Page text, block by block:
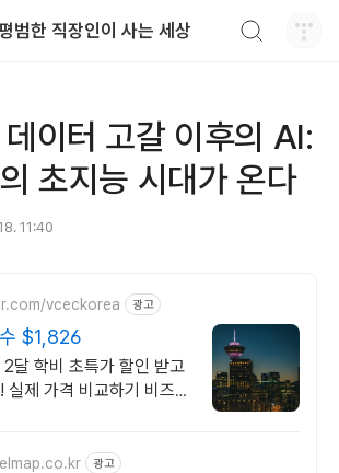
범한 직장인이 사는 세상
이터 고갈 이후의 AI:
초지능 시대가 온다
11:40
vceckorea 광고
$1,826
달 학비 초특가 할인 받고
실제 가격 비교하기 비즈니
광고